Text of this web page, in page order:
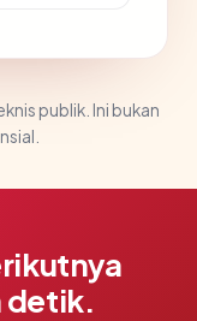
publik. Ini bukan
detik.